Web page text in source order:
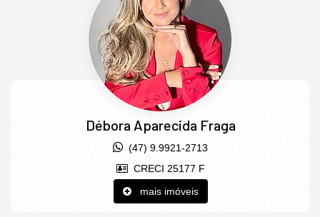
ponto para churrasqueira.
piso porcelanato na área social e piso vinílico nas suítes
infraestrutura para ar condicionado split nas suítes e na sala
infraestrutura para banheira de hidromassagem na suíte master
persianas em alumínio automatizadas
apartamentos com 4 sacadas
Características do Imóvel
Sacada / Varanda
Características do Empreendimento
Débora Aparecida Fraga
(47) 9.9921-2713
CRECI 25177 F
mais imóveis